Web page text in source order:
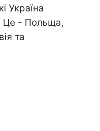
Україна
Це - Польща,
та